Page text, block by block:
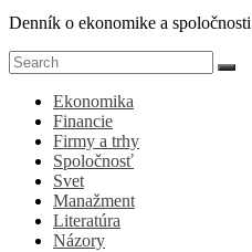
Denník o ekonomike a spoločnosti
Ekonomika
Financie
Firmy a trhy
Spoločnosť
Svet
Manažment
Literatúra
Názory